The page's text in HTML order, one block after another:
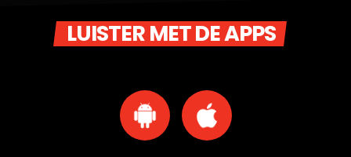
LUISTER MET DE APPS